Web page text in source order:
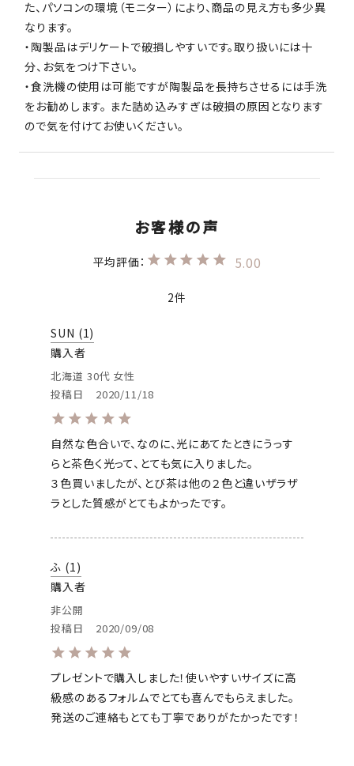
た、パソコンの環境（モニター）により、商品の見え方も多少異
なります。
・陶製品はデリケートで破損しやすいです。取り扱いには十
分、お気をつけ下さい。
・食洗機の使用は可能ですが陶製品を長持ちさせるには手洗
をお勧めします。 また詰め込みすぎは破損の原因となります
ので気を付けてお使いください。
5.00
2
SUN
1
購入者
北海道 30代 女性
投稿日
2020/11/18
自然な色合いで、なのに、光にあてたときにうっす
らと茶色く光って、とても気に入りました。
３色買いましたが、とび茶は他の２色と違いザラザ
ラとした質感がとてもよかったです。
ふ 1
購入者
非公開
投稿日
2020/09/08
プレゼントで購入しました！使いやすいサイズに高
級感のあるフォルムでとても喜んでもらえました。
発送のご連絡もとても丁寧でありがたかったです！